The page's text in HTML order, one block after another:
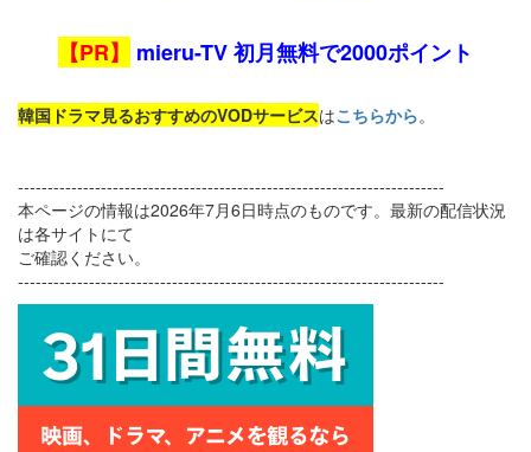
【PR】 mieru-TV 初月無料で2000ポイント
韓国ドラマ見るおすすめのVODサービスはこちらから。
------------------------------------------------------------------------
本ページの情報は2026年7月6日時点のものです。最新の配信状況
は各サイトにて
ご確認ください。
------------------------------------------------------------------------